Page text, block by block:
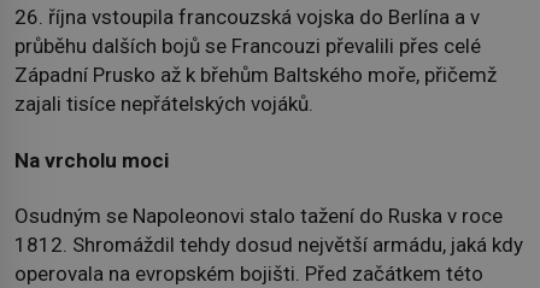
26. října vstoupila francouzská vojska do Berlína a v
průběhu dalších bojů se Francouzi převalili přes celé
Západní Prusko až k břehům Baltského moře, přičemž
zajali tisíce nepřátelských vojáků.
Na vrcholu moci
Osudným se Napoleonovi stalo tažení do Ruska v roce
1812. Shromáždil tehdy dosud největší armádu, jaká kdy
operovala na evropském bojišti. Před začátkem této